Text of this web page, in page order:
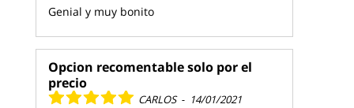
Genial y muy bonito
Opcion recomentable solo por el
precio
CARLOS - 14/01/2021